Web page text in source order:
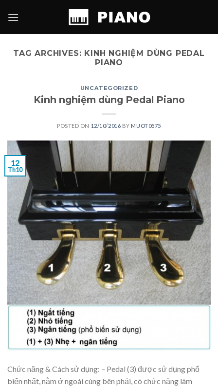
TAG ARCHIVES: KINH NGHIỆM DÙNG PEDAL
PIANO
UNCATEGORIZED
Kinh nghiệm dùng Pedal Piano
POSTED ON 12/10/2016 BY MUOT0575
12
Th10
Chức năng & Cách sử dụng: – Pedal (3) được sử dụng phổ
biến nhất, nằm ở ngoài cùng bên phải, có chức năng làm